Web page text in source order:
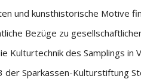
und kunsthistorische Motive
Bezüge zu
Kulturtechnik des Samplings in
der Sparkassen-Kulturstiftung